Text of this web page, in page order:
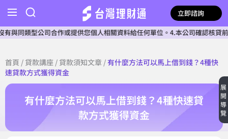
立即諮詢
作或提供您個人相關資料給任何單位。4.本公司確認核貸前不會收費。5.
首頁 / 貸款講座 / 貸款須知文章 /有什麼方法可以馬上借到錢？4種快
速貸款方式獲得資金
有什麼方法可以馬上借到錢？4種快速貸
款方式獲得資金
展
開
導
覽